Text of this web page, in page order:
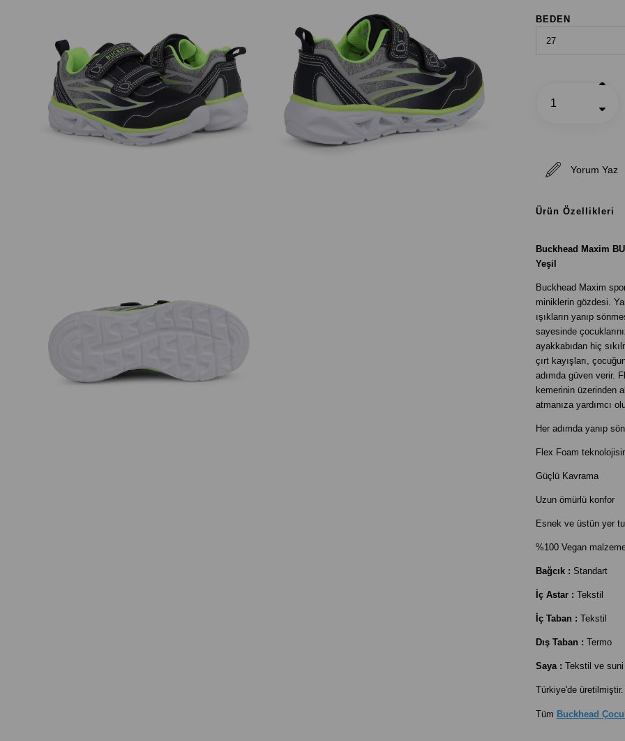
BEDEN
Yorum Yaz
Ürün Özellikleri
Buckhead Maxim
Yeşil
Buckhead Maxim
miniklerin gözdesi.
ışıkların yanıp
sayesinde
ayakkabıdan hiç
çırt kayışları,
adımda güven verir.
kemerinin üzerinden
atmanıza yardımcı
Her adımda yanıp
Flex Foam
Güçlü Kavrama
Uzun ömürlü konfor
Esnek ve üstün yer
%100 Vegan
Bağcık : Standart
İç Astar : Tekstil
İç Taban : Tekstil
Dış Taban : Termo
Saya : Tekstil ve suni
Türkiye'de üretilmiştir.
Tüm Buckhead